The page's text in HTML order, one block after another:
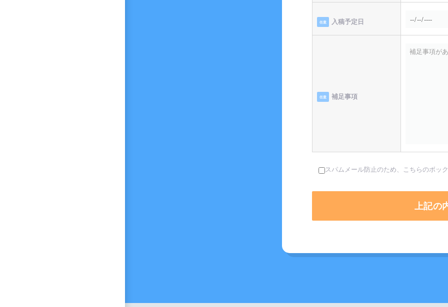
任意 入稿予定日
任意 補足事項
スパムメール防止のため、こちらのボッ